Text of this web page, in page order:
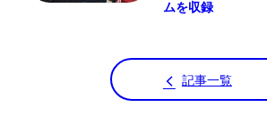
ムを収録
記事一覧